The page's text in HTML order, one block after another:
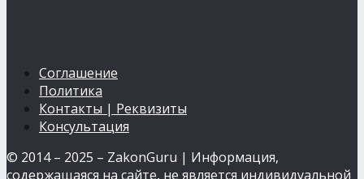
Соглашение
Политика
Контакты | Реквизиты
Консультация
© 2014 – 2025 – ZakonGuru | Информация,
содержащаяся на сайте, не является индивидуальной